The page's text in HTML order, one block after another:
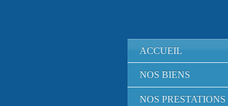
ACCUEIL
NOS BIENS
NOS PRESTATIONS